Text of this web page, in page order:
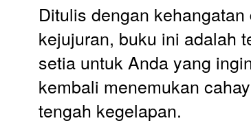
Ditulis dengan kehangatan
kejujuran, buku ini adalah
setia untuk Anda yang
kembali menemukan
tengah kegelapan.